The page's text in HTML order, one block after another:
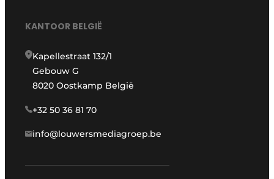
KANTOOR BELGIË
Kapellestraat 132/1
Gebouw G
8020 Oostkamp België
+32 50 36 81 70
info@louwersmediagroep.be